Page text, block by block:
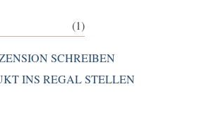
(1)
SCHREIBEN
INS REGAL STELLEN